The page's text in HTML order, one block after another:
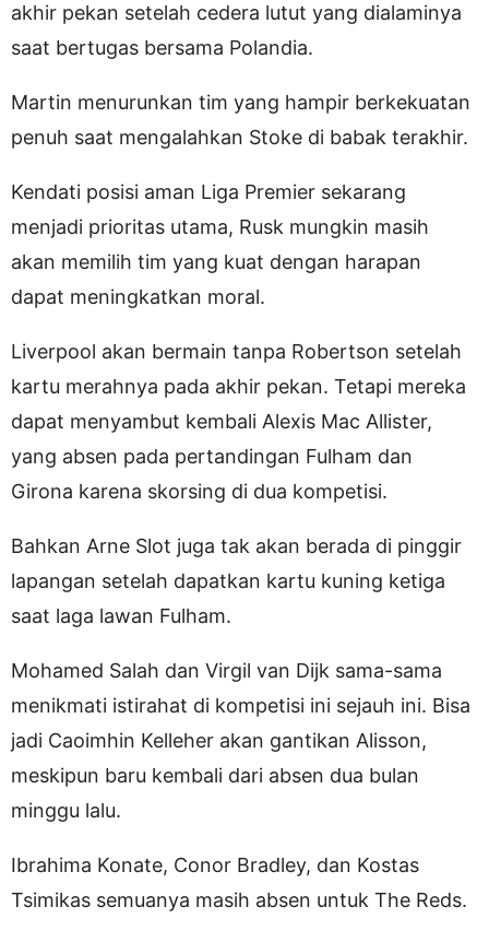
akhir pekan setelah cedera lutut yang dialaminya
saat bertugas bersama Polandia.
Martin menurunkan tim yang hampir berkekuatan
penuh saat mengalahkan Stoke di babak terakhir.
Kendati posisi aman Liga Premier sekarang
menjadi prioritas utama, Rusk mungkin masih
akan memilih tim yang kuat dengan harapan
dapat meningkatkan moral.
Liverpool akan bermain tanpa Robertson setelah
kartu merahnya pada akhir pekan. Tetapi mereka
dapat menyambut kembali Alexis Mac Allister,
yang absen pada pertandingan Fulham dan
Girona karena skorsing di dua kompetisi.
Bahkan Arne Slot juga tak akan berada di pinggir
lapangan setelah dapatkan kartu kuning ketiga
saat laga lawan Fulham.
Mohamed Salah dan Virgil van Dijk sama-sama
menikmati istirahat di kompetisi ini sejauh ini. Bisa
jadi Caoimhin Kelleher akan gantikan Alisson,
meskipun baru kembali dari absen dua bulan
minggu lalu.
Ibrahima Konate, Conor Bradley, dan Kostas
Tsimikas semuanya masih absen untuk The Reds.